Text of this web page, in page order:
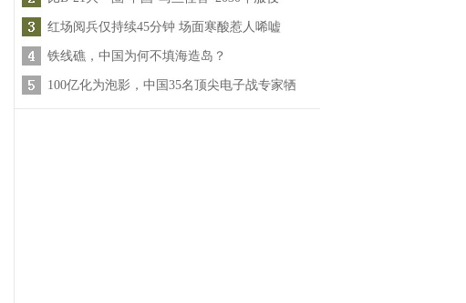
红场阅兵仅持续45分钟 场面寒酸惹人唏嘘
铁线礁，中国为何不填海造岛？
100亿化为泡影，中国35名顶尖电子战专家牺